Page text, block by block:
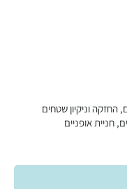
צ'לרים, החזקה וניקיון שטחים
חניית אופניים